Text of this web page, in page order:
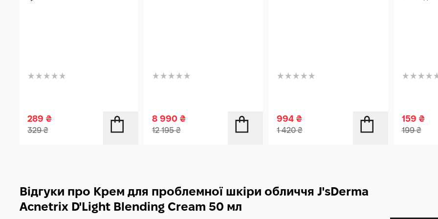
289 ₴
329₴
8 990₴
12 195₴
994₴
1 420₴
159 ₴
199₴
Відгуки про Крем для проблемної шкіри обличчя J'sDerma
Acnetrix D'Light Blending Cream 50 мл